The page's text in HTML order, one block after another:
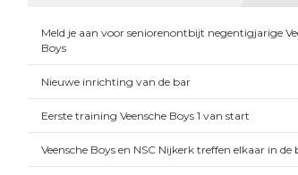
Meld je aan voor seniorenontbijt negentigjarige
Boys
Nieuwe inrichting van de bar
Eerste training Veensche Boys 1 van start
Veensche Boys en NSC Nijkerk treffen elkaar in de